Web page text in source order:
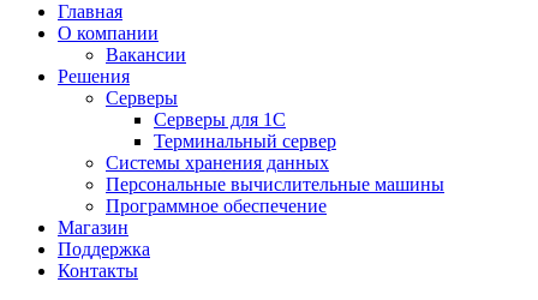
Главная
О компании
Вакансии
Решения
Серверы
Серверы для 1С
Терминальный сервер
Системы хранения данных
Персональные вычислительные машины
Программное обеспечение
Магазин
Поддержка
Контакты